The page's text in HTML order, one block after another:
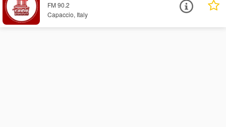
FM 90.2
Capaccio, Italy